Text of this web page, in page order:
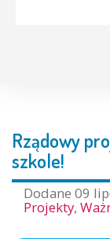
Rządowy
szkole!
Dodane 09
Projekty,